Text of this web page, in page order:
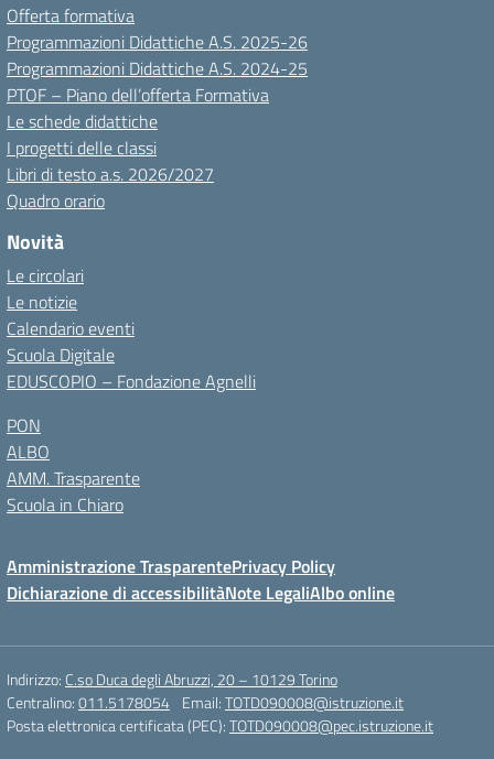
Offerta formativa
Programmazioni Didattiche A.S. 2025-26
Programmazioni Didattiche A.S. 2024-25
PTOF – Piano dell’offerta Formativa
Le schede didattiche
I progetti delle classi
Libri di testo a.s. 2026/2027
Quadro orario
Novità
Le circolari
Le notizie
Calendario eventi
Scuola Digitale
EDUSCOPIO – Fondazione Agnelli
PON
ALBO
AMM. Trasparente
Scuola in Chiaro
Amministrazione TrasparentePrivacy Policy
Dichiarazione di accessibilitàNote LegaliAlbo online
Indirizzo: C.so Duca degli Abruzzi, 20 – 10129 Torino
Centralino:011.5178054 Email:TOTD090008@istruzione.it
Posta elettronica certificata (PEC):TOTD090008@pec.istruzione.it